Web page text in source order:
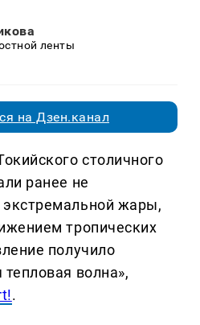
ленты
на Дзен.канал
столичного
ранее не
жары,
тропических
получило
волна»,
.